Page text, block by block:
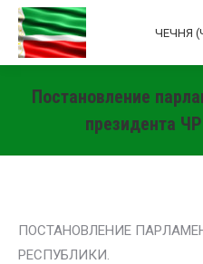
ЧЕЧНЯ
Постановление
президента
ПОСТАНОВЛЕНИЕ
РЕСПУБЛИКИ.